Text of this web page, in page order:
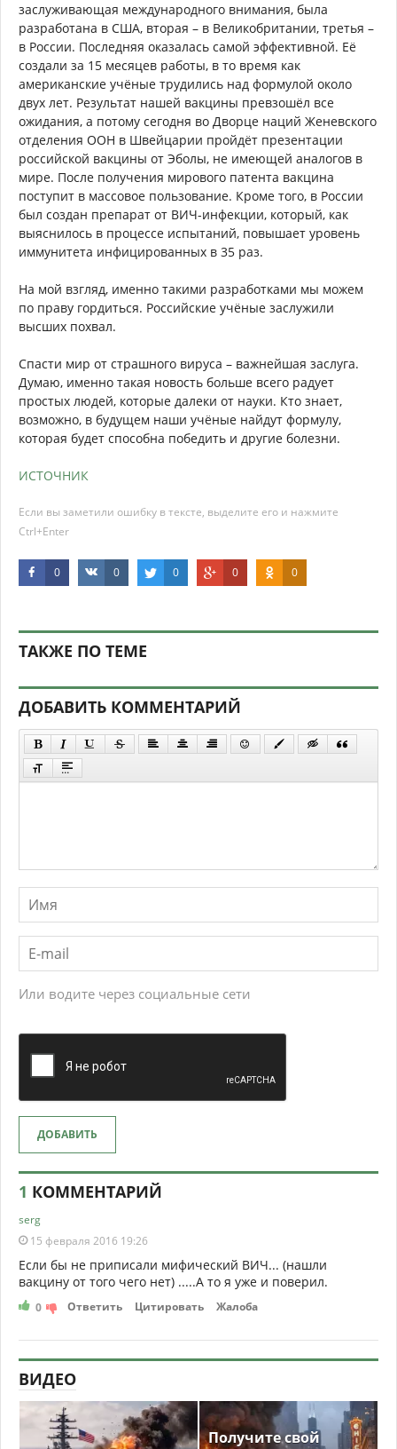
заслуживающая международного внимания, была
разработана в США, вторая – в Великобритании, третья –
в России. Последняя оказалась самой эффективной. Её
создали за 15 месяцев работы, в то время как
американские учёные трудились над формулой около
двух лет. Результат нашей вакцины превзошёл все
ожидания, а потому сегодня во Дворце наций Женевского
отделения ООН в Швейцарии пройдёт презентации
российской вакцины от Эболы, не имеющей аналогов в
мире. После получения мирового патента вакцина
поступит в массовое пользование. Кроме того, в России
был создан препарат от ВИЧ-инфекции, который, как
выяснилось в процессе испытаний, повышает уровень
иммунитета инфицированных в 35 раз.
На мой взгляд, именно такими разработками мы можем
по праву гордиться. Российские учёные заслужили
высших похвал.
Спасти мир от страшного вируса – важнейшая заслуга.
Думаю, именно такая новость больше всего радует
простых людей, которые далеки от науки. Кто знает,
возможно, в будущем наши учёные найдут формулу,
которая будет способна победить и другие болезни.
ИСТОЧНИК
Если вы заметили ошибку в тексте, выделите его и нажмите
Ctrl+Enter
0 0 0 0 0
ТАКЖЕ ПО ТЕМЕ
ДОБАВИТЬ КОММЕНТАРИЙ
Или водите через социальные сети
ДОБАВИТЬ
1 КОММЕНТАРИЙ
serg
15 февраля 2016 19:26
Если бы не приписали мифический ВИЧ... (нашли
вакцину от того чего нет) .....А то я уже и поверил.
0 Ответить Цитировать Жалоба
ВИДЕО
Получите свой